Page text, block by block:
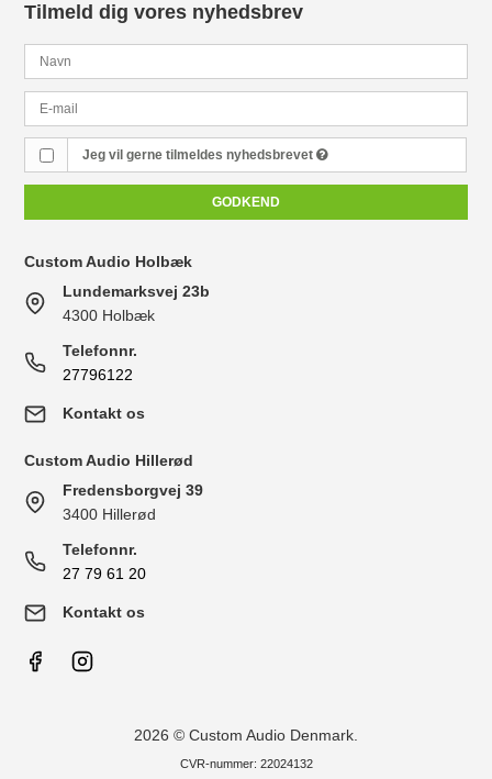
Tilmeld dig vores nyhedsbrev
Jeg vil gerne tilmeldes nyhedsbrevet
GODKEND
Custom Audio Holbæk
Lundemarksvej 23b
4300 Holbæk
Telefonnr.
27796122
Kontakt os
Custom Audio Hillerød
Fredensborgvej 39
3400 Hillerød
Telefonnr.
27 79 61 20
Kontakt os
2026 © Custom Audio Denmark.
CVR-nummer: 22024132